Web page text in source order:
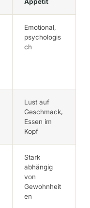
Appetit
Emotional,
psychologis
ch
Lust auf
Geschmack,
Essen im
Kopf
Stark
abhängig
von
Gewohnheit
en